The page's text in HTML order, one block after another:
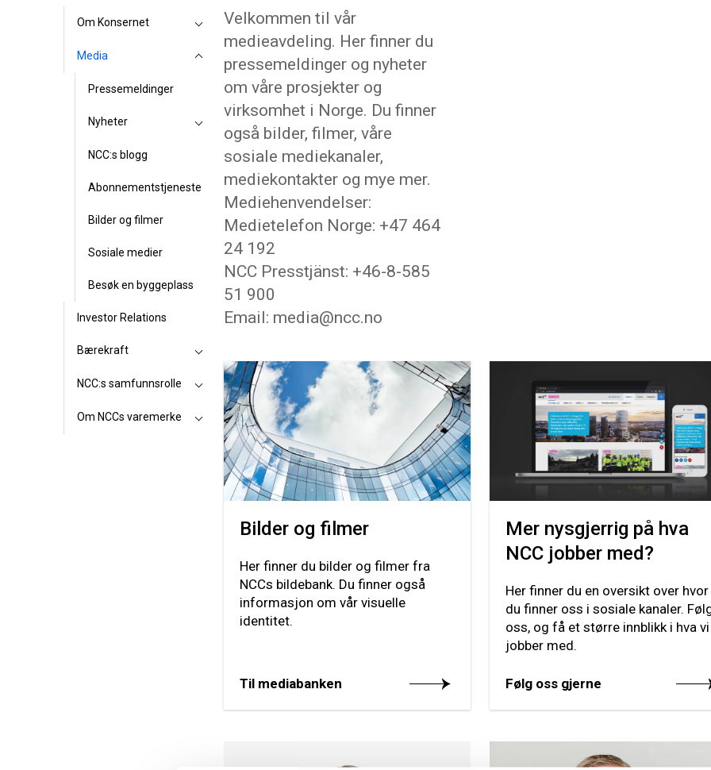
Om Konsernet
Media
Pressemeldinger
Nyheter
NCC:s blogg
Abonnementstjeneste
Bilder og filmer
Sosiale medier
Besøk en byggeplass
Investor Relations
Bærekraft
NCC:s samfunnsrolle
Om NCCs varemerke
Velkommen til vår
medieavdeling. Her finner du
pressemeldinger og nyheter
om våre prosjekter og
virksomhet i Norge. Du finner
også bilder, filmer, våre
sosiale mediekanaler,
mediekontakter og mye mer.
Mediehenvendelser:
Medietelefon Norge: +47 464
24 192
NCC Presstjänst: +46-8-585
51 900
Email: media@ncc.no
Bilder og filmer
Her finner du bilder og filmer fra
NCCs bildebank. Du finner også
informasjon om vår visuelle
identitet.
Til mediabanken
Mer nysgjerrig på hva
NCC jobber med?
Her finner du en oversikt over hvor
du finner oss i sosiale kanaler.
oss, og få et større innblikk i hva vi
jobber med.
Følg oss gjerne